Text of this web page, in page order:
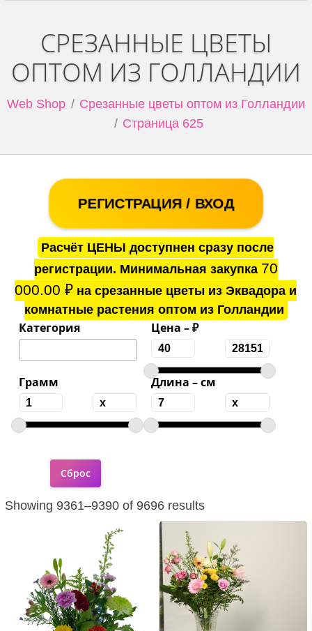
СРЕЗАННЫЕ ЦВЕТЫ
ОПТОМ ИЗ ГОЛЛАНДИИ
Web Shop
Срезанные цветы оптом из Голландии
Страница 625
РЕГИСТРАЦИЯ / ВХОД
Расчёт ЦЕНЫ доступнен сразу после
регистрации. Минимальная закупка 70
000.00₽ на срезанные цветы из Эквадора и
комнатные растения оптом из Голландии
Категория Цена – ₽
Грамм Длина – см
Showing 9361–9390 of 9696 results